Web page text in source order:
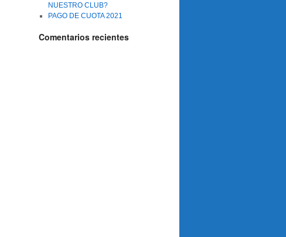
NUESTRO CLUB?
PAGO DE CUOTA 2021
Comentarios recientes